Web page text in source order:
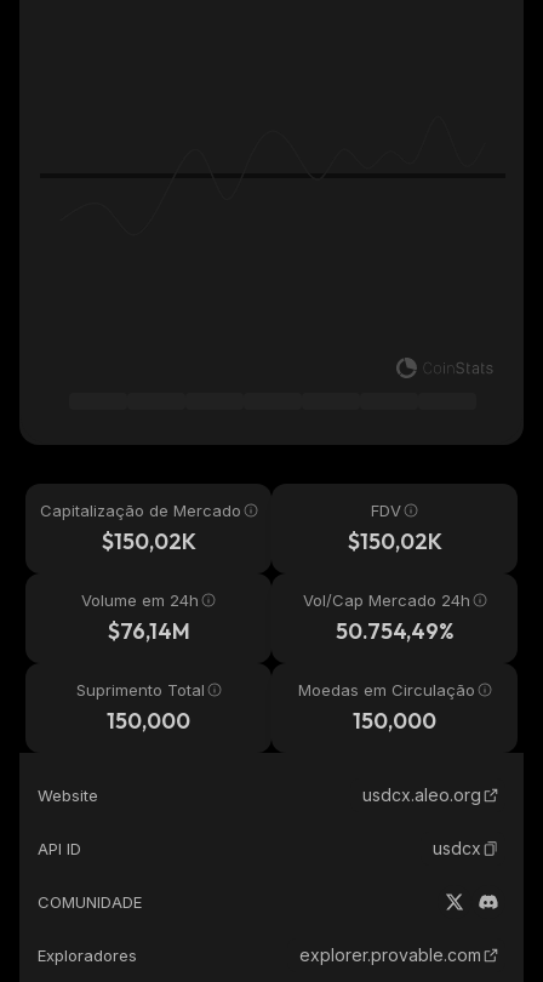
Capitalização de Mercado
$150,02K
FDV
$150,02K
Volume em 24h
$76,14M
Vol/Cap Mercado 24h
50.754,49%
Suprimento Total
150,000
Moedas em Circulação
150,000
Website usdcx.aleo.org
API ID usdcx
COMUNIDADE
Exploradores explorer.provable.com